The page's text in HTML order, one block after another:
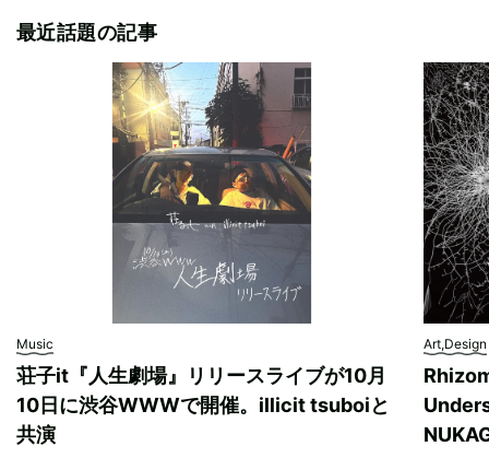
最近話題の記事
Music
荘子it『人生劇場』リリースライブが10月
10日に渋谷WWWで開催。illicit tsuboiと
共演
Art,Design